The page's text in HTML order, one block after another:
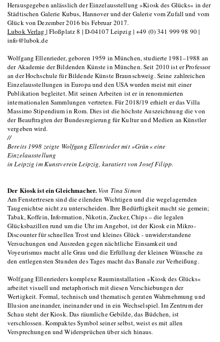
Herausgegeben anlässlich der Einzelausstellung »Kiosk des Glücks« in der
Städtischen Galerie Kubus, Hannover und der Galerie vom Zufall und vom
Glück von Dezember 2016 bis Februar 2017.
Lubok Verlag | Floßplatz 8 | D-04107 Leipzig | +49 (0) 341 999 98 90 |
info@lubok.de
Wolfgang Ellenrieder, geboren 1959 in München, studierte 1981–1988 an
der Akademie der Bildenden Künste in München. Seit 2010 ist er Professor
an der Hochschule für Bildende Künste Braunschweig. Seine zahlreichen
Einzelausstellungen in Europa und den USA wurden meist mit einer
Publikation begleitet. Mit seinen Arbeiten ist er in renommierten
internationalen Sammlungen vertreten. Für 2018/19 erhielt er das Villa
Massimo Stipendium in Rom. Dies ist die höchste Auszeichnung die von
der Beauftragten der Bundesregierung für Kultur und Medien an Künstler
vergeben wird.
//
Bereits 1998 zeigte Wolfgang Ellenrieder mit »Grün« eine
Einzelausstellung
in Leipzig im Kunstverein Leipzig, kuratiert von Josef Filipp.
Der Kiosk ist ein Gleichmacher. Von Tina Simon
Am Fenstertresen sind die eilenden Wichtigen und die wegelagernden
Taugenichtse nicht zu unterscheiden. Ihre Bedürftigkeit macht sie gemein;
Tabak, Koffein, Information, Nikotin, Zucker, Chips – die legalen
Glücksbazillen rund um die Uhr im Angebot, ist der Kiosk ein Mikro-
Discounter für schnellen Trost und kleines Glück - unwiderstandene
Versuchungen und Ausreden gegen nächtliche Einsamkeit und
Voyeurismus macht alle Grau und die Erfüllung der kleinen Wünsche zu
den entlegensten Stunden des Tages macht das Banale zur Verheißung.
Wolfgang Ellenrieders komplexe Rauminstallation »Kiosk des Glücks«
arbeitet visuell und metaphorisch mit diesen Verschiebungen der
Wertigkeit. Formal, technisch und thematisch geraten Wahrnehmung und
Illusion aneinander, ineinander und in ein Wechselspiel. Im Zentrum der
Schau steht der Kiosk. Das räumliche Gebilde, das Büdchen, ist
verschlossen. Kompaktes Symbol seiner selbst, weist es mit allen
Versprechungen und Widersprüchen über sich hinaus.